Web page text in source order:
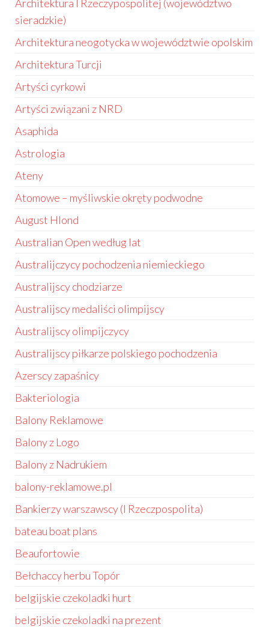
Architektura I Rzeczypospolitej (województwo
sieradzkie)
Architektura neogotycka w województwie opolskim
Architektura Turcji
Artyści cyrkowi
Artyści związani z NRD
Asaphida
Astrologia
Ateny
Atomowe – myśliwskie okręty podwodne
August Hlond
Australian Open według lat
Australijczycy pochodzenia niemieckiego
Australijscy chodziarze
Australijscy medaliści olimpijscy
Australijscy olimpijczycy
Australijscy piłkarze polskiego pochodzenia
Azerscy zapaśnicy
Bakteriologia
Balony Reklamowe
Balony z Logo
Balony z Nadrukiem
balony-reklamowe.pl
Bankierzy warszawscy (I Rzeczpospolita)
bateau boat plans
Beaufortowie
Bełchaccy herbu Topór
belgijskie czekoladki hurt
belgijskie czekoladki na prezent